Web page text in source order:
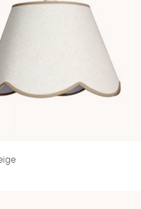
Beige Finns även i dessa